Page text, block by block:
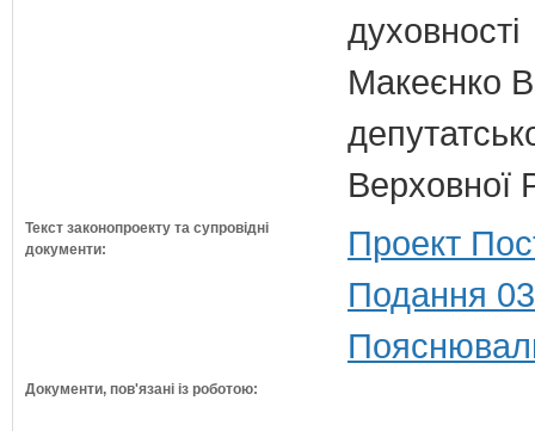
духовності
Макеєнко
Верховної
Текст законопроекту та супровідні
документи:
Проект
Подання
Документи, пов'язані із роботою: